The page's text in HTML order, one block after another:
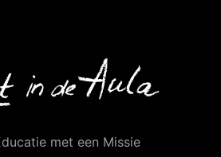
met een Missie